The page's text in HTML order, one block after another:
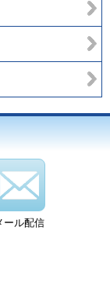
ール配信